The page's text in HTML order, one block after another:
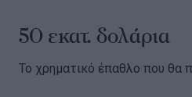
50 εκατ. δολάρια
Το χρηματικό έπαθλο που θα